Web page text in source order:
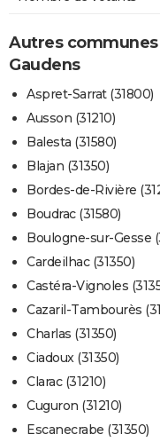
Autres
Gaudens
Aspret-Sarrat (31800)
Ausson (31210)
Balesta (31580)
Blajan (31350)
Bordes-de-Rivière
Boudrac (31580)
Boulogne-sur-Gesse
Cardeilhac (31350)
Castéra-Vignoles
Cazaril-Tambourès
Charlas (31350)
Ciadoux (31350)
Clarac (31210)
Cuguron (31210)
Escanecrabe (31350)